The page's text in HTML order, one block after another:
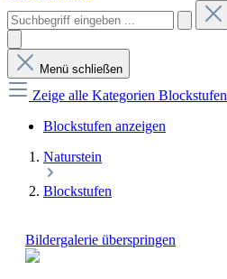
Menü schließen
Zeige alle Kategorien Blockstufen
Blockstufen anzeigen
Naturstein
Blockstufen
Bildergalerie überspringen